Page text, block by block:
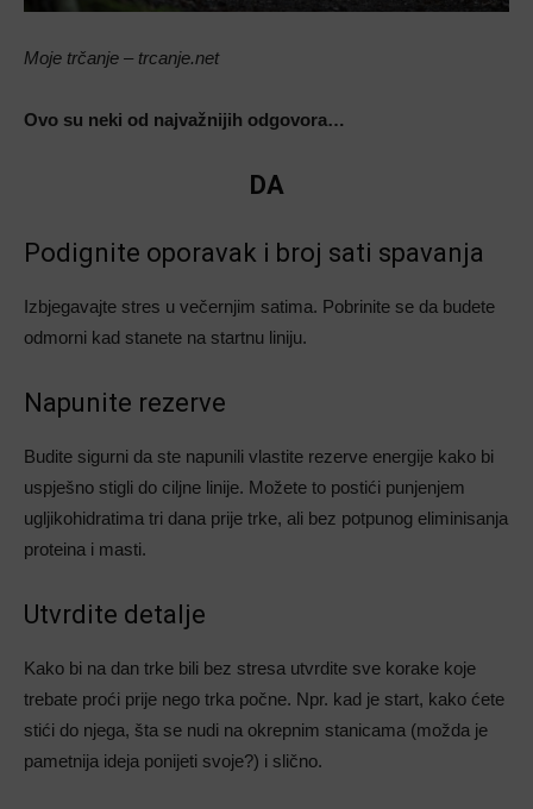
Moje trčanje – trcanje.net
Ovo su neki od najvažnijih odgovora…
DA
Podignite oporavak i broj sati spavanja
Izbjegavajte stres u večernjim satima. Pobrinite se da budete
odmorni kad stanete na startnu liniju.
Napunite rezerve
Budite sigurni da ste napunili vlastite rezerve energije kako bi
uspješno stigli do ciljne linije. Možete to postići punjenjem
ugljikohidratima tri dana prije trke, ali bez potpunog eliminisanja
proteina i masti.
Utvrdite detalje
Kako bi na dan trke bili bez stresa utvrdite sve korake koje
trebate proći prije nego trka počne. Npr. kad je start, kako ćete
stići do njega, šta se nudi na okrepnim stanicama (možda je
pametnija ideja ponijeti svoje?) i slično.